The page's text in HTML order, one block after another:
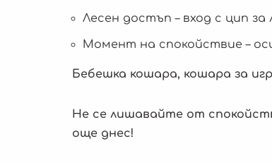
Лесен достъп – вход с цип за
Момент на спокойствие –
Бебешка кошара, кошара за
Не се лишавайте от
още днес!